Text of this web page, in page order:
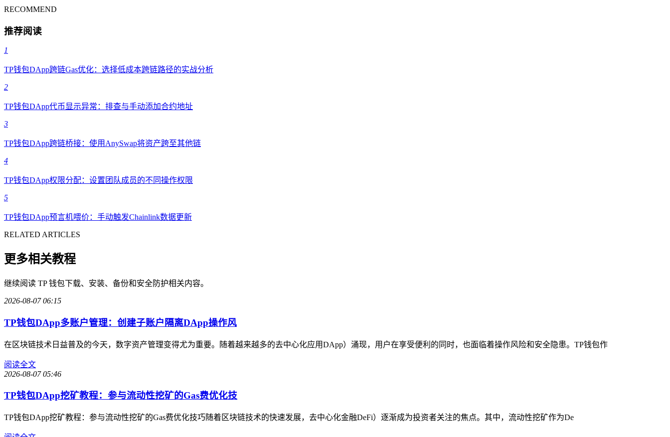
RECOMMEND
推荐阅读
1
TP钱包DApp跨链Gas优化：选择低成本跨链路径的实战分析
2
TP钱包DApp代币显示异常：排查与手动添加合约地址
3
TP钱包DApp跨链桥接：使用AnySwap将资产跨至其他链
4
TP钱包DApp权限分配：设置团队成员的不同操作权限
5
TP钱包DApp预言机喂价：手动触发Chainlink数据更新
RELATED ARTICLES
更多相关教程
继续阅读 TP 钱包下载、安装、备份和安全防护相关内容。
2026-08-07 06:15
TP钱包DApp多账户管理：创建子账户隔离DApp操作风
在区块链技术日益普及的今天，数字资产管理变得尤为重要。随着越来越多的去中心化应用DApp）涌现，用户在享受便利的同时，也面临着操作风险和安全隐患。TP钱包作
阅读全文
2026-08-07 05:46
TP钱包DApp挖矿教程：参与流动性挖矿的Gas费优化技
TP钱包DApp挖矿教程：参与流动性挖矿的Gas费优化技巧随着区块链技术的快速发展，去中心化金融DeFi）逐渐成为投资者关注的焦点。其中，流动性挖矿作为De